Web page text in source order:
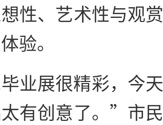
性、艺术性与观
验。
业展很精彩，今
有创意了。”市